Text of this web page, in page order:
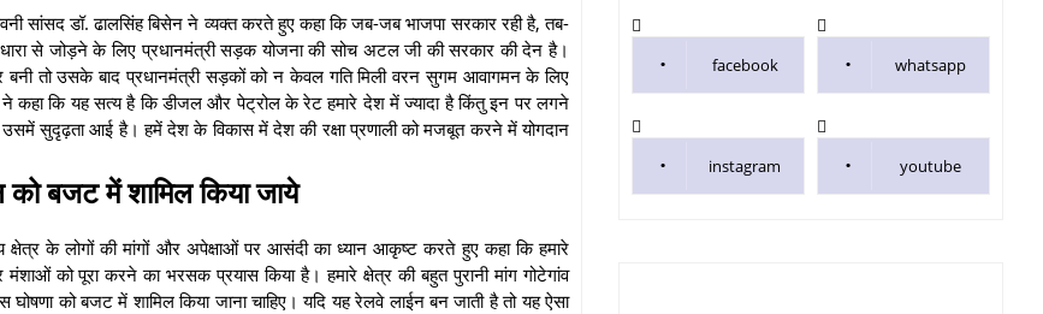
सांसद डॉ. ढालसिंह बिसेन ने व्यक्त करते हुए कहा कि जब-जब भाजपा सरकार रही है, तब-
से जोड़ने के लिए प्रधानमंत्री सड़क योजना की सोच अटल जी की सरकार की देन है।
तो उसके बाद प्रधानमंत्री सड़कों को न केवल गति मिली वरन सुगम आवागमन के लिए
कहा कि यह सत्य है कि डीजल और पेट्रोल के रेट हमारे देश में ज्यादा है किंतु इन पर लगने
उसमें सुदृढ़ता आई है। हमें देश के विकास में देश की रक्षा प्रणाली को मजबूत करने में योगदान
को बजट में शामिल किया जाये
के लोगों की मांगों और अपेक्षाओं पर आसंदी का ध्यान आकृष्ट करते हुए कहा कि हमारे
को पूरा करने का भरसक प्रयास किया है। हमारे क्षेत्र की बहुत पुरानी मांग गोटेगांव
को बजट में शामिल किया जाना चाहिए। यदि यह रेलवे लाईन बन जाती है तो यह ऐसा
facebook whatsapp
instagram youtube